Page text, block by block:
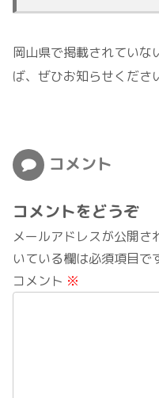
岡山県で掲載されていな
ば、ぜひお知らせくださ
コメント
コメントをどうぞ
メールアドレスが公開さ
いている欄は必須項目で
コメント ※